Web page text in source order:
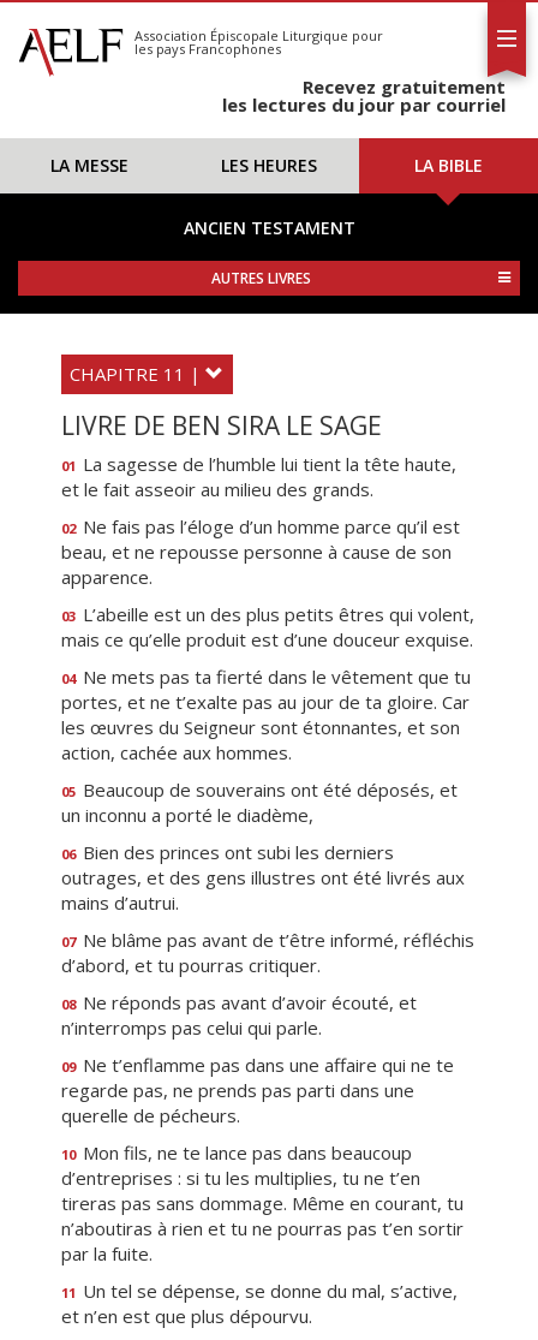
S'abonner
Calendrier
Association Épiscopale Liturgique pour
les pays Francophones
Recevez gratuitement
les lectures du jour par courriel
LA MESSE LES HEURES LA BIBLE
ANCIEN TESTAMENT
AUTRES LIVRES
CHAPITRE 11 |
LIVRE DE BEN SIRA LE SAGE
01 La sagesse de l’humble lui tient la tête haute,
et le fait asseoir au milieu des grands.
02 Ne fais pas l’éloge d’un homme parce qu’il est
beau, et ne repousse personne à cause de son
apparence.
03 L’abeille est un des plus petits êtres qui volent,
mais ce qu’elle produit est d’une douceur exquise.
04 Ne mets pas ta fierté dans le vêtement que tu
portes, et ne t’exalte pas au jour de ta gloire. Car
les œuvres du Seigneur sont étonnantes, et son
action, cachée aux hommes.
05 Beaucoup de souverains ont été déposés, et
un inconnu a porté le diadème,
06 Bien des princes ont subi les derniers
outrages, et des gens illustres ont été livrés aux
mains d’autrui.
07 Ne blâme pas avant de t’être informé, réfléchis
d’abord, et tu pourras critiquer.
08 Ne réponds pas avant d’avoir écouté, et
n’interromps pas celui qui parle.
09 Ne t’enflamme pas dans une affaire qui ne te
regarde pas, ne prends pas parti dans une
querelle de pécheurs.
10 Mon fils, ne te lance pas dans beaucoup
d’entreprises : si tu les multiplies, tu ne t’en
tireras pas sans dommage. Même en courant, tu
n’aboutiras à rien et tu ne pourras pas t’en sortir
par la fuite.
11 Un tel se dépense, se donne du mal, s’active,
et n’en est que plus dépourvu.